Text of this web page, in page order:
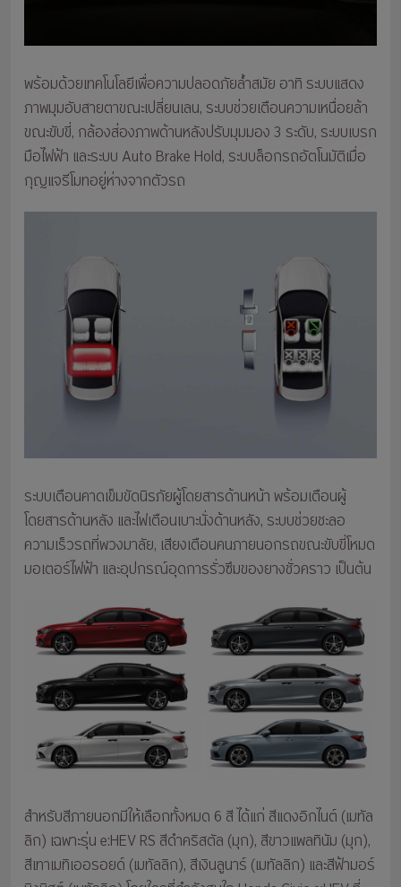
พร้อมด้วยเทคโนโลยีเพื่อความปลอดภัยล้ำสมัย อาทิ ระบบแสดง
ภาพมุมอับสายตาขณะเปลี่ยนเลน, ระบบช่วยเตือนความเหนื่อยล้า
ขณะขับขี่, กล้องส่องภาพด้านหลังปรับมุมมอง 3 ระดับ, ระบบเบรก
มือไฟฟ้า และระบบ Auto Brake Hold, ระบบล็อกรถอัตโนมัติเมื่อ
กุญแจรีโมทอยู่ห่างจากตัวรถ
ระบบเตือนคาดเข็มขัดนิรภัยผู้โดยสารด้านหน้า พร้อมเตือนผู้
โดยสารด้านหลัง และไฟเตือนเบาะนั่งด้านหลัง, ระบบช่วยชะลอ
ความเร็วรถที่พวงมาลัย, เสียงเตือนคนภายนอกรถขณะขับขี่โหมด
มอเตอร์ไฟฟ้า และอุปกรณ์อุดการรั่วซึมของยางชั่วคราว เป็นต้น
สำหรับสีภายนอกมีให้เลือกทั้งหมด 6 สี ได้แก่ สีแดงอิกไนต์ (เมทัล
ลิก) เฉพาะรุ่น e:HEV RS สีดำคริสตัล (มุก), สีขาวแพลทินัม (มุก),
สีเทาเมทิเออรอยด์ (เมทัลลิก), สีเงินลูนาร์ (เมทัลลิก) และสีฟ้ามอร์